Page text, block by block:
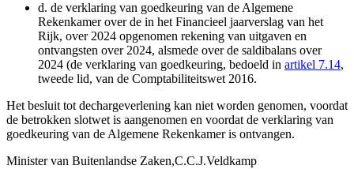
d. de verklaring van goedkeuring van de Algemene
Rekenkamer over de in het Financieel jaarverslag van het
Rijk, over 2024 opgenomen rekening van uitgaven en
ontvangsten over 2024, alsmede over de saldibalans over
2024 (de verklaring van goedkeuring, bedoeld in artikel 7.14,
tweede lid, van de Comptabiliteitswet 2016.
Het besluit tot dechargeverlening kan niet worden genomen, voordat
de betrokken slotwet is aangenomen en voordat de verklaring van
goedkeuring van de Algemene Rekenkamer is ontvangen.
Minister van Buitenlandse Zaken,C.C.J.Veldkamp